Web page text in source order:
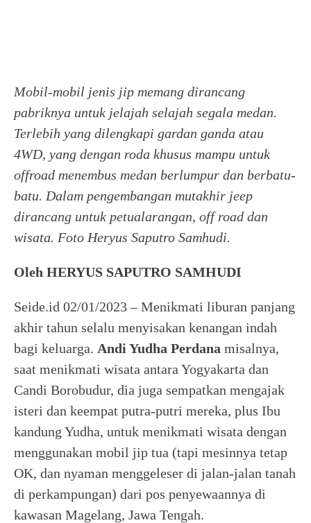
Mobil-mobil jenis jip memang dirancang
pabriknya untuk jelajah selajah segala medan.
Terlebih yang dilengkapi gardan ganda atau
4WD, yang dengan roda khusus mampu untuk
offroad menembus medan berlumpur dan berbatu-
batu. Dalam pengembangan mutakhir jeep
dirancang untuk petualarangan, off road dan
wisata. Foto Heryus Saputro Samhudi.
Oleh HERYUS SAPUTRO SAMHUDI
Seide.id 02/01/2023 – Menikmati liburan panjang
akhir tahun selalu menyisakan kenangan indah
bagi keluarga. Andi Yudha Perdana misalnya,
saat menikmati wisata antara Yogyakarta dan
Candi Borobudur, dia juga sempatkan mengajak
isteri dan keempat putra-putri mereka, plus Ibu
kandung Yudha, untuk menikmati wisata dengan
menggunakan mobil jip tua (tapi mesinnya tetap
OK, dan nyaman menggeleser di jalan-jalan tanah
di perkampungan) dari pos penyewaannya di
kawasan Magelang, Jawa Tengah.